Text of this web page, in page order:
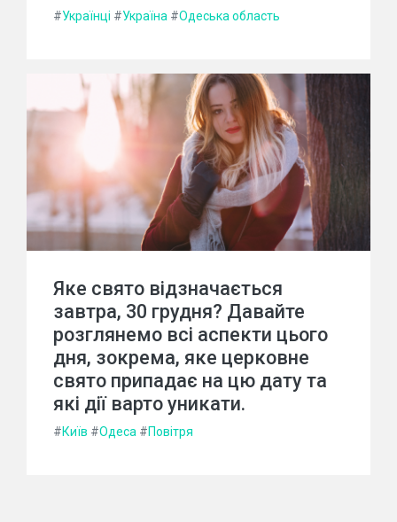
#Українці #Україна #Одеська область
Яке свято відзначається
завтра, 30 грудня? Давайте
розглянемо всі аспекти цього
дня, зокрема, яке церковне
свято припадає на цю дату та
які дії варто уникати.
#Київ #Одеса #Повітря